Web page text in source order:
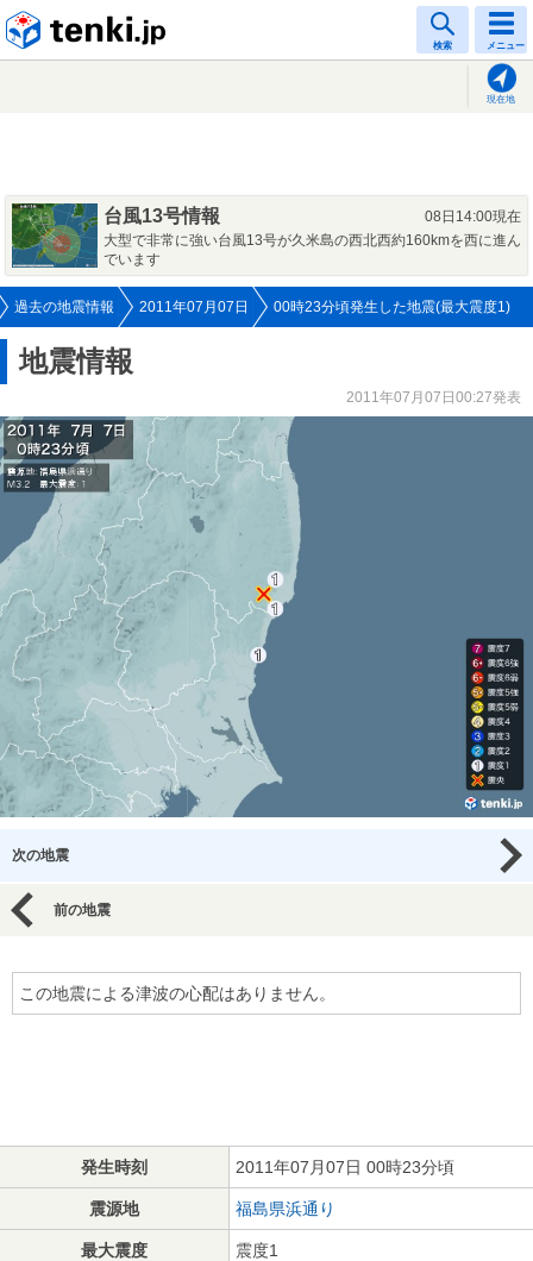
検索 メニュー
現在地
台風13号情報
08日14:00現在
大型で非常に強い台風13号が久米島の西北西約160kmを西に進ん
でいます
過去の地震情報 2011年07月07日 00時23分頃発生した地震(最大震度1)
地震情報
2011年07月07日00:27発表
次の地震
前の地震
この地震による津波の心配はありません。
発生時刻 2011年07月07日 00時23分頃
震源地 福島県浜通り
最大震度 震度1